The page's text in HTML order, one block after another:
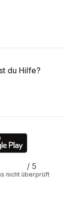
du Hilfe?
/ 5
nicht überprüft